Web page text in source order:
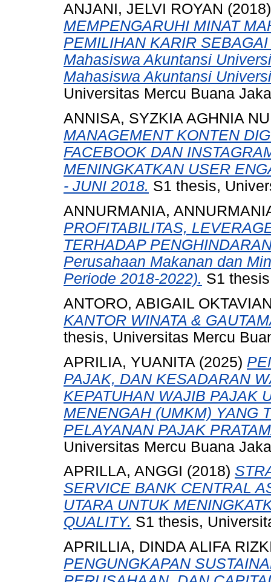
ANJANI, JELVI ROYAN
MEMPENGARUHI MINAT
PEMILIHAN KARIR
Mahasiswa Akuntansi
Mahasiswa Akuntansi
Universitas Mercu Buana
ANNISA, SYZKIA AGHNIA
MANAGEMENT KONTEN
FACEBOOK DAN
MENINGKATKAN USER
- JUNI 2018. S1 thesis,
ANNURMANIA,
PROFITABILITAS,
TERHADAP
Perusahaan Makanan dan
Periode 2018-2022). S1
ANTORO, ABIGAIL
KANTOR WINATA &
thesis, Universitas Mercu
APRILIA, YUANITA (2025)
PAJAK, DAN KESADARAN
KEPATUHAN WAJIB PAJAK
MENENGAH (UMKM) YANG
PELAYANAN PAJAK
Universitas Mercu Buana
APRILLA, ANGGI (2018)
SERVICE BANK CENTRAL
UTARA UNTUK
QUALITY. S1 thesis,
APRILLIA, DINDA ALIFA
PENGUNGKAPAN